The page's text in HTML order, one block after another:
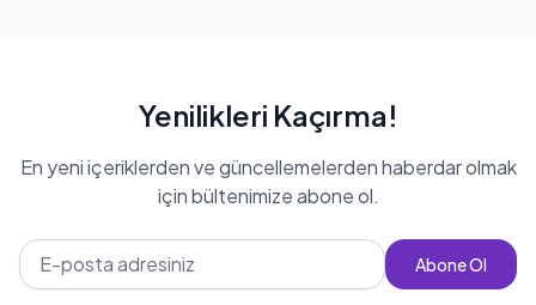
Yenilikleri Kaçırma!
En yeni içeriklerden ve güncellemelerden haberdar olmak
için bültenimize abone ol.
Abone Ol